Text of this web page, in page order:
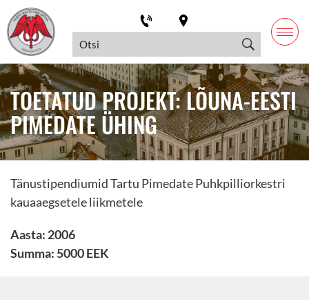
TOETATUD PROJEKT: LÕUNA-EESTI
PIMEDATE ÜHING
Tänustipendiumid Tartu Pimedate Puhkpilliorkestri
kauaaegsetele liikmetele
Aasta: 2006
Summa: 5000 EEK